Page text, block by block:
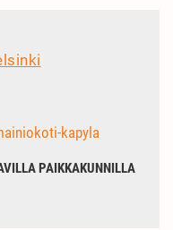
kapyla
PAIKKAKUNNILLA